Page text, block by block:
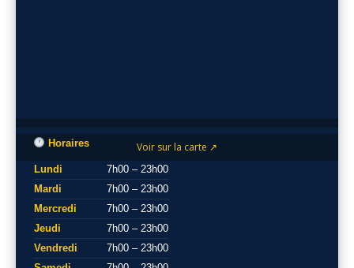
Voir sur la carte ↗
Horaires
Lundi
7h00 – 23h00
Mardi
7h00 – 23h00
Mercredi
7h00 – 23h00
Jeudi
7h00 – 23h00
Vendredi
7h00 – 23h00